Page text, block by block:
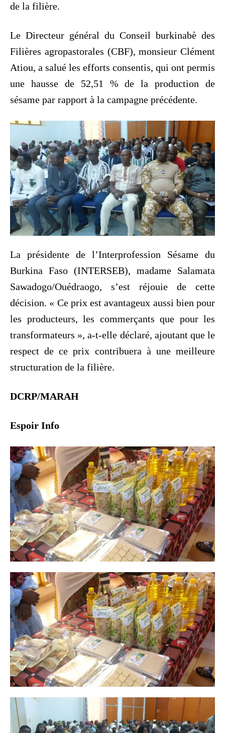
de la filière.
Le Directeur général du Conseil burkinabè des
Filières agropastorales (CBF), monsieur Clément
Atiou, a salué les efforts consentis, qui ont permis
une hausse de 52,51 % de la production de
sésame par rapport à la campagne précédente.
La présidente de l’Interprofession Sésame du
Burkina Faso (INTERSEB), madame Salamata
Sawadogo/Ouédraogo, s’est réjouie de cette
décision. « Ce prix est avantageux aussi bien pour
les producteurs, les commerçants que pour les
transformateurs », a-t-elle déclaré, ajoutant que le
respect de ce prix contribuera à une meilleure
structuration de la filière.
DCRP/MARAH
Espoir Info